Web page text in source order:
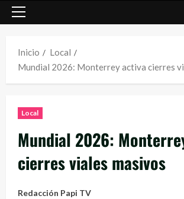
Menú
Inicio
Local
Mundial 2026: Monterrey activa cierres
Local
Mundial 2026:
cierres viales masivos
Redacción Papi TV